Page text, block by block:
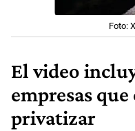
Foto:
El video
empresas
privatizar